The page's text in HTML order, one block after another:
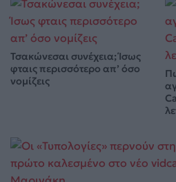
Τσακώνεσαι συνέχεια; Ίσως
φταις περισσότερο απ’ όσο
νομίζεις